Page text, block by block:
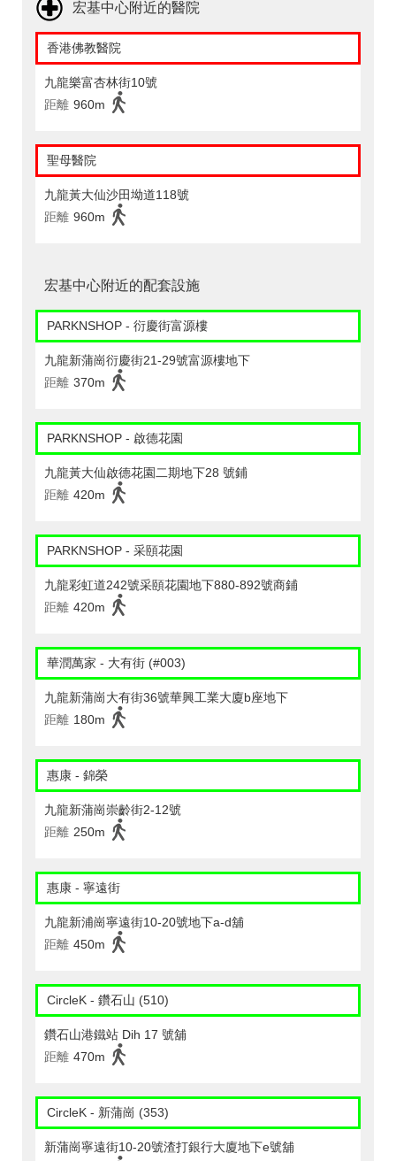
宏基中心附近的醫院
香港佛教醫院
九龍樂富杏林街10號
距離 960m
聖母醫院
九龍黃大仙沙田坳道118號
距離 960m
宏基中心附近的配套設施
PARKNSHOP - 衍慶街富源樓
九龍新蒲崗衍慶街21-29號富源樓地下
距離 370m
PARKNSHOP - 啟德花園
九龍黃大仙啟德花園二期地下28 號鋪
距離 420m
PARKNSHOP - 采頤花園
九龍彩虹道242號采頤花園地下880-892號商鋪
距離 420m
華潤萬家 - 大有街 (#003)
九龍新蒲崗大有街36號華興工業大廈b座地下
距離 180m
惠康 - 錦榮
九龍新蒲崗崇齡街2-12號
距離 250m
惠康 - 寧遠街
九龍新浦崗寧遠街10-20號地下a-d舖
距離 450m
CircleK - 鑽石山 (510)
鑽石山港鐵站 Dih 17 號舖
距離 470m
CircleK - 新蒲崗 (353)
新蒲崗寧遠街10-20號渣打銀行大廈地下e號舖